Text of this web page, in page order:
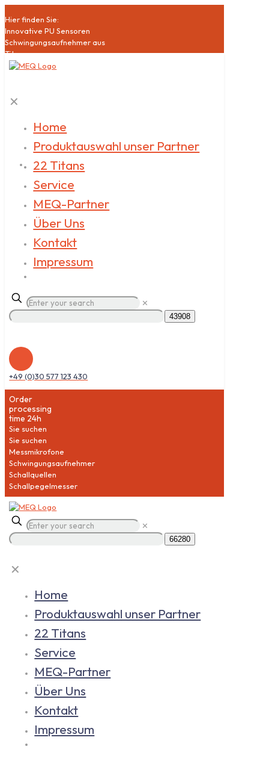
Hier finden Sie:
Innovative PU Sensoren
Schwingungsaufnehmer aus
Titan
Hochsensible Mikrophone
Klasse1 Schallpegelmesser
Datenlogger
Akustische
Messdienstleistungen
✕
Home
Produktauswahl unser Partner
22 Titans
Service
MEQ-Partner
Über Uns
Kontakt
Impressum
✕
+49 (0)30 577 123 430
Order
processing
time 24h
Sie suchen
Sie suchen
Messmikrofone
Schwingungsaufnehmer
Schallquellen
Schallpegelmesser
✕
✕
Home
Produktauswahl unser Partner
22 Titans
Service
MEQ-Partner
Über Uns
Kontakt
Impressum